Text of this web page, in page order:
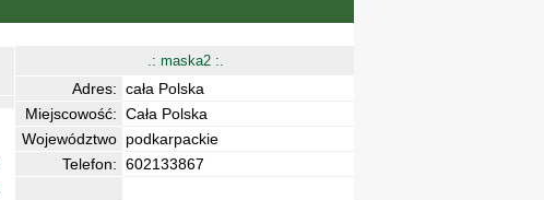
.: maska2 :.
Adres: cała Polska
Miejscowość: Cała Polska
Województwo podkarpackie
Telefon: 602133867